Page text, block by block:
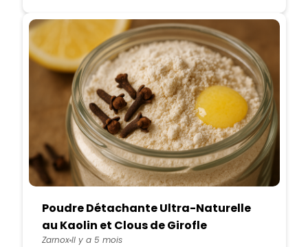
Poudre Détachante Ultra-Naturelle
au Kaolin et Clous de Girofle
ZarnoxIl y a 5 mois